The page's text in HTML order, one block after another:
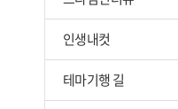
인생내컷
테마기행 길